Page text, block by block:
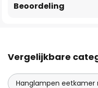
Beoordeling
Vergelijkbare
Hanglampen